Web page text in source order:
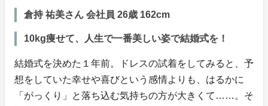
倉持 祐美さん 会社員 26歳 162cm
10kg痩せて、人生で一番美しい姿で結婚式を！
結婚式を決めた１年前。ドレスの試着をしてみると、予
想をしていた幸せや喜びという感情よりも、はるかに
「がっくり」と落ち込む気持ちの方が大きくて……。そ